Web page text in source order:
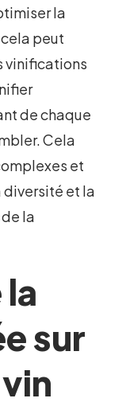
la
peut
vinifications
de chaque
Cela
et
et la
la
sur